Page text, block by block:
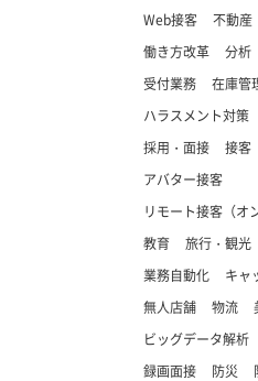
Web接客
不動産
働き方改革
分析
受付業務
在庫管
ハラスメント対策
採用・面接
接客
アバター接客
リモート接客（オ
教育
旅行・観光
業務自動化
キャ
無人店舗
物流
ビッグデータ解析
録画面接
防災